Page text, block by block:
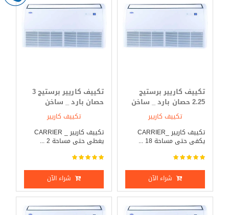
تكييف كاريير برستيج
2.25 حصان بارد _ ساخن
تكييف كاريير
تكييف كاريير _CARRIER
يكفى حتى مساحة 18 ...
شراء الآن
تكييف كاريير برستيج 3
حصان بارد _ ساخن
تكييف كاريير
تكييف كاريير _ CARRIER
يغطى حتى مساحة 2 ...
شراء الآن